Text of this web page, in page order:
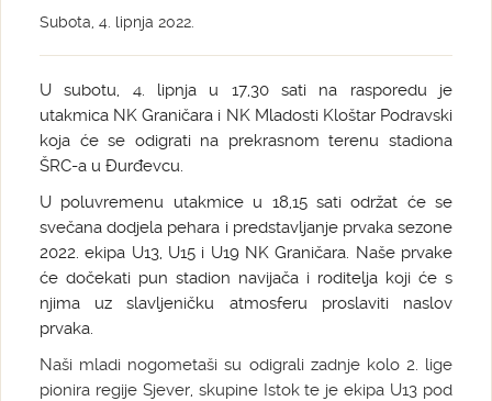
Subota, 4. lipnja 2022.
U subotu, 4. lipnja u 17,30 sati na rasporedu je
utakmica NK Graničara i NK Mladosti Kloštar Podravski
koja će se odigrati na prekrasnom terenu stadiona
ŠRC-a u Đurđevcu.
U poluvremenu utakmice u 18,15 sati održat će se
svečana dodjela pehara i predstavljanje prvaka sezone
2022. ekipa U13, U15 i U19 NK Graničara. Naše prvake
će dočekati pun stadion navijača i roditelja koji će s
njima uz slavljeničku atmosferu proslaviti naslov
prvaka.
Naši mladi nogometaši su odigrali zadnje kolo 2. lige
pionira regije Sjever, skupine Istok te je ekipa U13 pod